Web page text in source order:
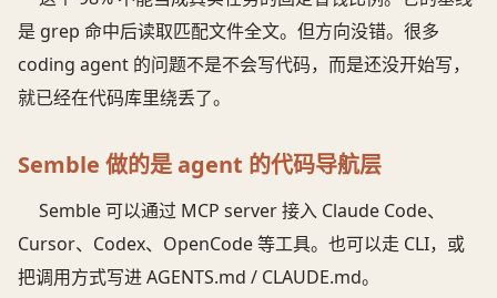
是 grep 命中后读取匹配文件全文。但方向没错。很多
coding agent 的问题不是不会写代码，而是还没开始写，
就已经在代码库里绕丢了。
Semble 做的是 agent 的代码导航层
Semble 可以通过 MCP server 接入 Claude Code、
Cursor、Codex、OpenCode 等工具。也可以走 CLI，或
把调用方式写进 AGENTS.md / CLAUDE.md。